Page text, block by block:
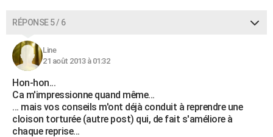
RÉPONSE 5 / 6
Line
21 août 2013 à 01:32
Hon-hon...
Ca m'impressionne quand même...
... mais vos conseils m'ont déjà conduit à reprendre une
cloison torturée (autre post) qui, de fait s'améliore à
chaque reprise...